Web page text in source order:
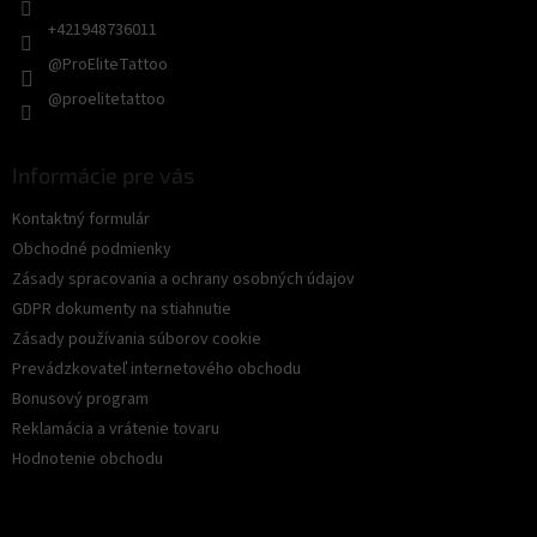
+421948736011
@ProEliteTattoo
@proelitetattoo
Informácie pre vás
Kontaktný formulár
Obchodné podmienky
Zásady spracovania a ochrany osobných údajov
GDPR dokumenty na stiahnutie
Zásady používania súborov cookie
Prevádzkovateľ internetového obchodu
Bonusový program
Reklamácia a vrátenie tovaru
Hodnotenie obchodu